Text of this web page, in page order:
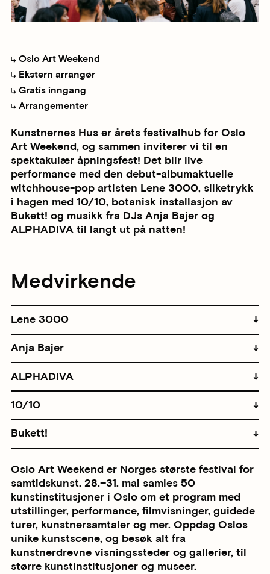
Oslo Art Weekend
Ekstern arrangør
Gratis inngang
Arrangementer
Kunstnernes Hus er årets festivalhub for Oslo
Art Weekend, og sammen inviterer vi til en
spektakulær åpningsfest! Det blir live
performance med den debut-albumaktuelle
witchhouse-pop artisten Lene 3000, silketrykk
i hagen med 10/10, botanisk installasjon av
Bukett! og musikk fra DJs Anja Bajer og
ALPHADIVA til langt ut på natten!
Medvirkende
Lene 3000
Anja Bajer
ALPHADIVA
10/10
Bukett!
Oslo Art Weekend er Norges største festival for
samtidskunst. 28.–31. mai samles 50
kunstinstitusjoner i Oslo om et program med
utstillinger, performance, filmvisninger, guidede
turer, kunstnersamtaler og mer. Oppdag Oslos
unike kunstscene, og besøk alt fra
kunstnerdrevne visningssteder og gallerier, til
større kunstinstitusjoner og museer.